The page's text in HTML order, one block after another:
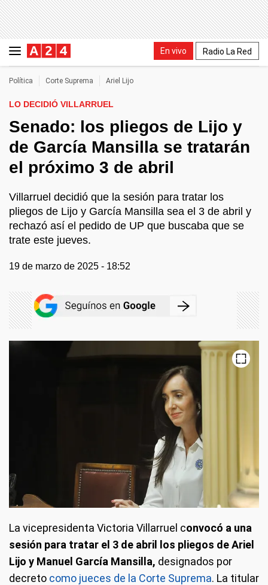
En vivo Radio La Red
Política Corte Suprema Ariel Lijo
LO DECIDIÓ VILLARRUEL
Senado: los pliegos de Lijo y
de García Mansilla se tratarán
el próximo 3 de abril
Villarruel decidió que la sesión para tratar los
pliegos de Lijo y García Mansilla sea el 3 de abril y
rechazó así el pedido de UP que buscaba que se
trate este jueves.
19 de marzo de 2025 - 18:52
La vicepresidenta Victoria Villarruel convocó a una
sesión para tratar el 3 de abril los pliegos de Ariel
Lijo y Manuel García Mansilla, designados por
decreto como jueces de la Corte Suprema. La titular